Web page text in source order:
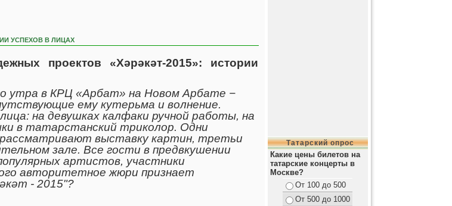
УСПЕХОВ В ЛИЦАХ
проектов «Хәрәкәт-2015»: истории
утра в КРЦ «Арбат» на Новом Арбате −
ему кутерьма и волнение.
на девушках калфаки ручной работы, на
в татарстанский триколор. Одни
выставку картин, третьи
зале. Все гости в предвкушении
артистов, участники
авторитетное жюри признает
- 2015"?
Татарский опрос
Какие цены билетов на
татарские концерты в
Москве?
От 100 до 500
От 500 до 1000